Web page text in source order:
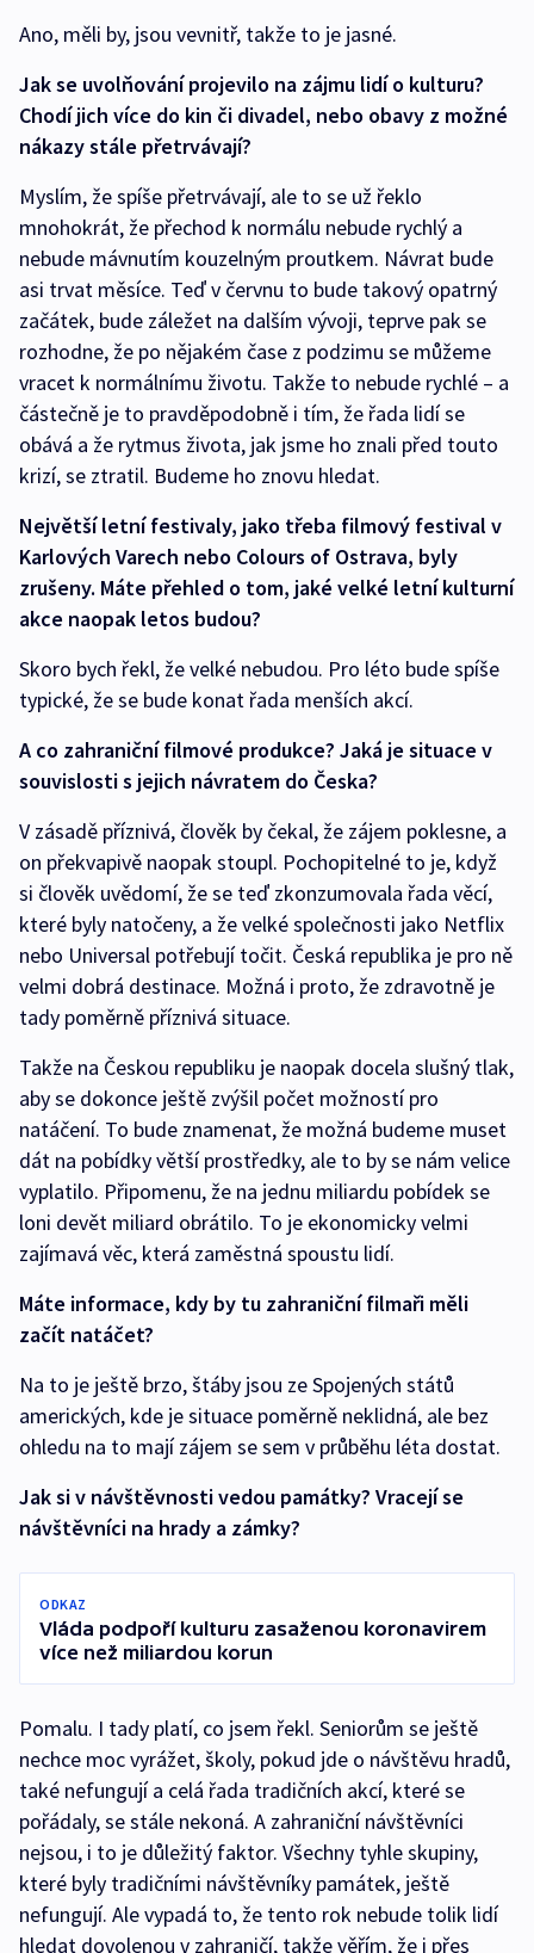
Ano, měli by, jsou vevnitř, takže to je jasné.
Jak se uvolňování projevilo na zájmu lidí o kulturu?
Chodí jich více do kin či divadel, nebo obavy z možné
nákazy stále přetrvávají?
Myslím, že spíše přetrvávají, ale to se už řeklo
mnohokrát, že přechod k normálu nebude rychlý a
nebude mávnutím kouzelným proutkem. Návrat bude
asi trvat měsíce. Teď v červnu to bude takový opatrný
začátek, bude záležet na dalším vývoji, teprve pak se
rozhodne, že po nějakém čase z podzimu se můžeme
vracet k normálnímu životu. Takže to nebude rychlé – a
částečně je to pravděpodobně i tím, že řada lidí se
obává a že rytmus života, jak jsme ho znali před touto
krizí, se ztratil. Budeme ho znovu hledat.
Největší letní festivaly, jako třeba filmový festival v
Karlových Varech nebo Colours of Ostrava, byly
zrušeny. Máte přehled o tom, jaké velké letní kulturní
akce naopak letos budou?
Skoro bych řekl, že velké nebudou. Pro léto bude spíše
typické, že se bude konat řada menších akcí.
A co zahraniční filmové produkce? Jaká je situace v
souvislosti s jejich návratem do Česka?
V zásadě příznivá, člověk by čekal, že zájem poklesne, a
on překvapivě naopak stoupl. Pochopitelné to je, když
si člověk uvědomí, že se teď zkonzumovala řada věcí,
které byly natočeny, a že velké společnosti jako Netflix
nebo Universal potřebují točit. Česká republika je pro ně
velmi dobrá destinace. Možná i proto, že zdravotně je
tady poměrně příznivá situace.
Takže na Českou republiku je naopak docela slušný tlak,
aby se dokonce ještě zvýšil počet možností pro
natáčení. To bude znamenat, že možná budeme muset
dát na pobídky větší prostředky, ale to by se nám velice
vyplatilo. Připomenu, že na jednu miliardu pobídek se
loni devět miliard obrátilo. To je ekonomicky velmi
zajímavá věc, která zaměstná spoustu lidí.
Máte informace, kdy by tu zahraniční filmaři měli
začít natáčet?
Na to je ještě brzo, štáby jsou ze Spojených států
amerických, kde je situace poměrně neklidná, ale bez
ohledu na to mají zájem se sem v průběhu léta dostat.
Jak si v návštěvnosti vedou památky? Vracejí se
návštěvníci na hrady a zámky?
ODKAZ
Vláda podpoří kulturu zasaženou koronavirem
více než miliardou korun
Pomalu. I tady platí, co jsem řekl. Seniorům se ještě
nechce moc vyrážet, školy, pokud jde o návštěvu hradů,
také nefungují a celá řada tradičních akcí, které se
pořádaly, se stále nekoná. A zahraniční návštěvníci
nejsou, i to je důležitý faktor. Všechny tyhle skupiny,
které byly tradičními návštěvníky památek, ještě
nefungují. Ale vypadá to, že tento rok nebude tolik lidí
hledat dovolenou v zahraničí, takže věřím, že i přes